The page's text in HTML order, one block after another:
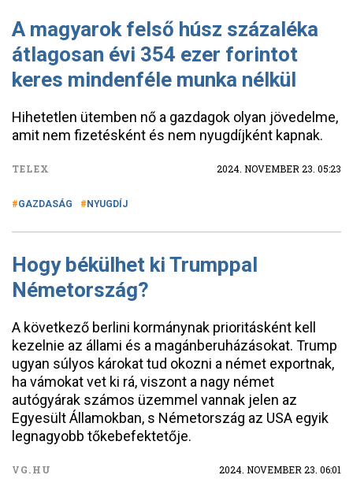
A magyarok felső húsz százaléka
átlagosan évi 354 ezer forintot
keres mindenféle munka nélkül
Hihetetlen ütemben nő a gazdagok olyan jövedelme,
amit nem fizetésként és nem nyugdíjként kapnak.
TELEX 2024. NOVEMBER 23. 05:23
GAZDASÁG NYUGDÍJ
Hogy békülhet ki Trumppal
Németország?
A következő berlini kormánynak prioritásként kell
kezelnie az állami és a magánberuházásokat. Trump
ugyan súlyos károkat tud okozni a német exportnak,
ha vámokat vet ki rá, viszont a nagy német
autógyárak számos üzemmel vannak jelen az
Egyesült Államokban, s Németország az USA egyik
legnagyobb tőkebefektetője.
VG.HU 2024. NOVEMBER 23. 06:01